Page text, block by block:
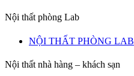
Nội thất phòng Lab
NỘI THẤT PHÒNG LAB
Nội thất nhà hàng – khách sạn